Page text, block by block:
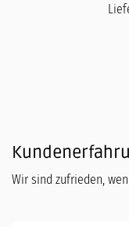
Wir sind zufrieden,